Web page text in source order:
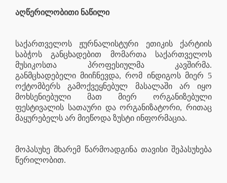
აღწერილობითი ნაწილი
საქართველოს ჟურნალისტური ეთიკის ქარტიის
საბჭოს განცხადებით მომართა საქართველოს
მუსიკოსთა პროფესიულმა კავშირმა.
განმცხადებელი მიიჩნევდა, რომ ინდიგოს მიერ 5
ოქტომბერს გამოქვეყნებულ მასალაში არ იყო
მოხსენიებული მათ მიერ ორგანიზებული
ფესტივალის სათაური და ორგანიზატორი, რითაც
მაყურებელს არ მიეწოდა ზუსტი ინფორმაცია.
მოპასუხე მხარემ წარმოადგინა თავისი შეპასუხება
წერილობით.